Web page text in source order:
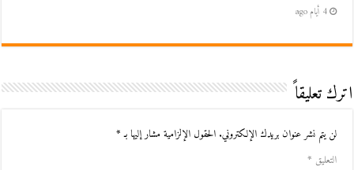
4 أيام ago
اترك تعليقاً
لن يتم نشر عنوان بريدك الإلكتروني. الحقول الإلزامية مشار إليها بـ*
التعليق *